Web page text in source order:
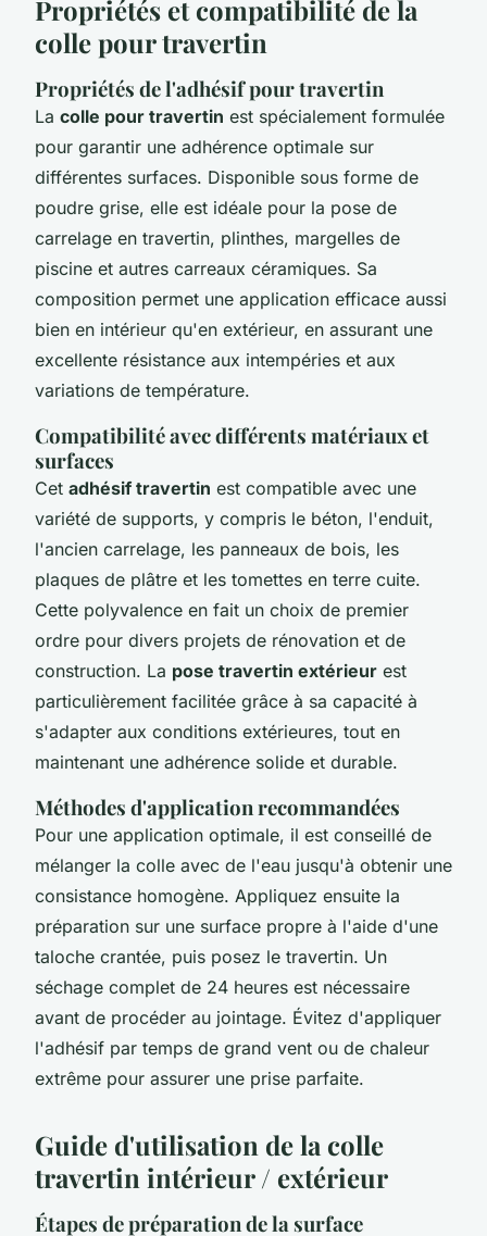
Propriétés et compatibilité de la
colle pour travertin
Propriétés de l'adhésif pour travertin
La colle pour travertin est spécialement formulée
pour garantir une adhérence optimale sur
différentes surfaces. Disponible sous forme de
poudre grise, elle est idéale pour la pose de
carrelage en travertin, plinthes, margelles de
piscine et autres carreaux céramiques. Sa
composition permet une application efficace aussi
bien en intérieur qu'en extérieur, en assurant une
excellente résistance aux intempéries et aux
variations de température.
Compatibilité avec différents matériaux et
surfaces
Cet adhésif travertin est compatible avec une
variété de supports, y compris le béton, l'enduit,
l'ancien carrelage, les panneaux de bois, les
plaques de plâtre et les tomettes en terre cuite.
Cette polyvalence en fait un choix de premier
ordre pour divers projets de rénovation et de
construction. La pose travertin extérieur est
particulièrement facilitée grâce à sa capacité à
s'adapter aux conditions extérieures, tout en
maintenant une adhérence solide et durable.
Méthodes d'application recommandées
Pour une application optimale, il est conseillé de
mélanger la colle avec de l'eau jusqu'à obtenir une
consistance homogène. Appliquez ensuite la
préparation sur une surface propre à l'aide d'une
taloche crantée, puis posez le travertin. Un
séchage complet de 24 heures est nécessaire
avant de procéder au jointage. Évitez d'appliquer
l'adhésif par temps de grand vent ou de chaleur
extrême pour assurer une prise parfaite.
Guide d'utilisation de la colle
travertin intérieur / extérieur
Étapes de préparation de la surface